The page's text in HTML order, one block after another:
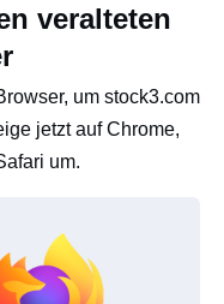
veralteten
um stock3.com
jetzt auf Chrome,
um.